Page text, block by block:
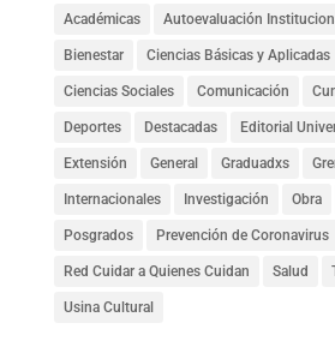
Académicas Autoevaluación
Bienestar Ciencias Básicas y Aplicadas
Ciencias Sociales Comunicación
Deportes Destacadas Editorial
Extensión General Graduadxs
Internacionales Investigación Obra
Posgrados Prevención de Coronavirus
Red Cuidar a Quienes Cuidan Salud
Usina Cultural